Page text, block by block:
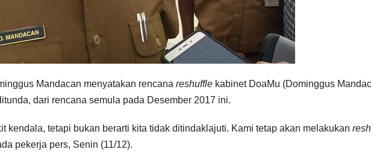
Mandacan menyatakan rencana reshuffle kabinet DoaMu (Dominggus
dari rencana semula pada Desember 2017 ini.
kendala, tetapi bukan berarti kita tidak ditindaklajuti. Kami tetap akan melakukan
pekerja pers, Senin (11/12).